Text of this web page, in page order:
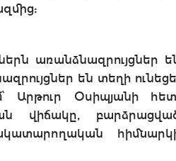
առանձնազրույցներ
են տեղի
Արթուր Օսիպյանի
վիճակը,